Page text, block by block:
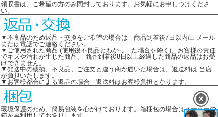
領収書は、ご希望の方のみ同封しております。お気軽にお申しつけくださ
い。
▼不良品のため返品・交換をご希望の場合は 商品到着後7日以内に メール
または電話でご連絡ください。
▼ご使用された商品 (使用後不良品とわかっ た場合を除く)、お客様の責任
でキズや汚れが生じた商品、 商品到着後8日以上経過した商品の返品はお受
けできません。
▼発送中の破損、不良品、ご注文と違う商が届いた場合は、返送料は 当店
が負担いたします。
▼お客様都合による返品の場合、返送料はお客様負担となります。
環境保護のため、簡易包装を心がけております。箱梱包の場合はメーカーの
箱を再利用してお送りします。